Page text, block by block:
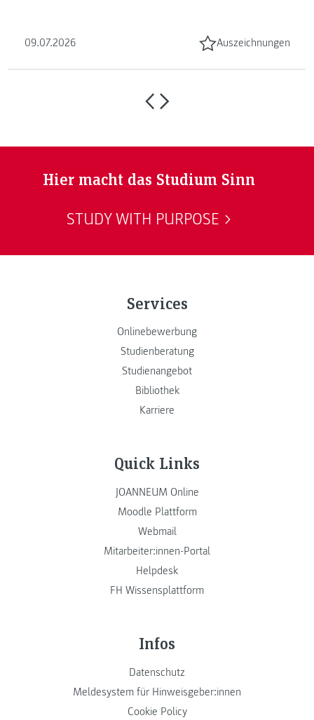
09.07.2026 Auszeichnungen
Hier macht das Studium Sinn
STUDY WITH PURPOSE
Services
Onlinebewerbung
Studienberatung
Studienangebot
Bibliothek
Karriere
Quick Links
JOANNEUM Online
Moodle Plattform
Webmail
Mitarbeiter:innen-Portal
Helpdesk
FH Wissensplattform
Infos
Datenschutz
Meldesystem für Hinweisgeber:innen
Cookie Policy